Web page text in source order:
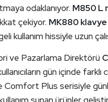
odaklanıyor. M850 L
çekiyor. MK880
kullanım hissiyle uzun
ve Pazarlama Direktörü
gün içinde
Comfort Plus serisiyle